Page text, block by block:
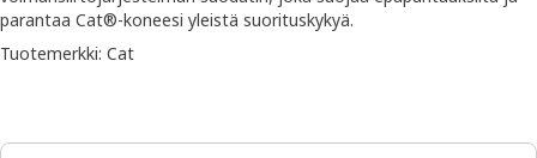
parantaa Cat®-koneesi yleistä suorituskykyä.
Tuotemerkki: Cat